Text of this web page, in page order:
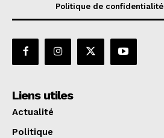
Politique de confidentialité
Liens utiles
Actualité
Politique